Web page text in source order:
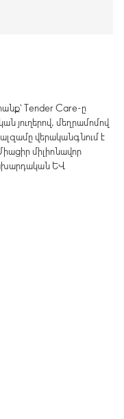
Tender Care-ը
յուղերով, մեղրամոմով
վերականգնում է
միլիոնավոր
և